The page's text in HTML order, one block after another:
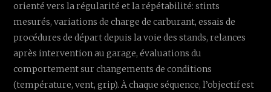
orienté vers la régularité et la répétabilité: stints
mesurés, variations de charge de carburant, essais de
procédures de départ depuis la voie des stands, relances
après intervention au garage, évaluations du
comportement sur changements de conditions
(température, vent, grip). À chaque séquence, l’objectif est